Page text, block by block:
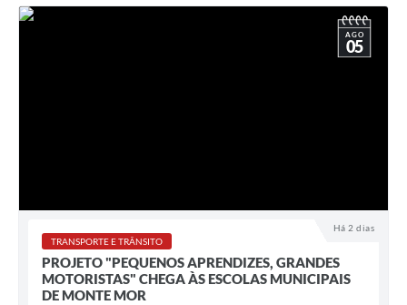
Há 2 dias
AGO
05
TRANSPORTE E TRÂNSITO
PROJETO "PEQUENOS APRENDIZES, GRANDES
MOTORISTAS" CHEGA ÀS ESCOLAS MUNICIPAIS
DE MONTE MOR